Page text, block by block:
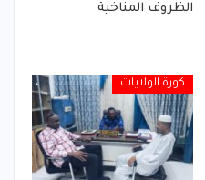
الظروف المناخية
كورة الولايات